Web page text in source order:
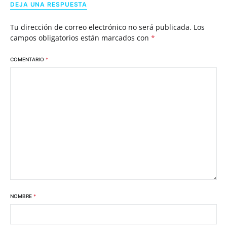
DEJA UNA RESPUESTA
Tu dirección de correo electrónico no será publicada. Los
campos obligatorios están marcados con *
COMENTARIO *
NOMBRE *